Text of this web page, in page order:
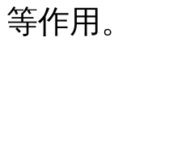
等作用。